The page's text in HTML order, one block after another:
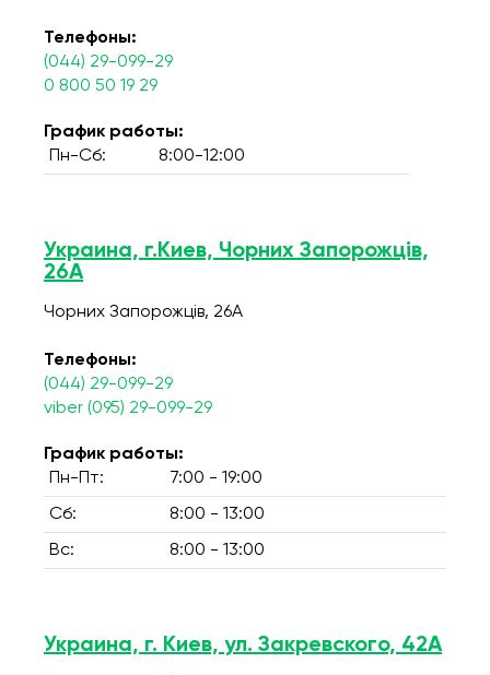
Телефоны:
(044) 29-099-29
0 800 50 19 29
График работы:
Пн-Сб:
8:00-12:00
Украина, г.Киев, Чорних Запорожців,
26А
Чорних Запорожців, 26А
Телефоны:
(044) 29-099-29
viber (095) 29-099-29
График работы:
Пн-Пт:
7:00 - 19:00
Сб: 8:00 - 13:00
Вс: 8:00 - 13:00
Украина, г. Киев, ул. Закревского, 42А